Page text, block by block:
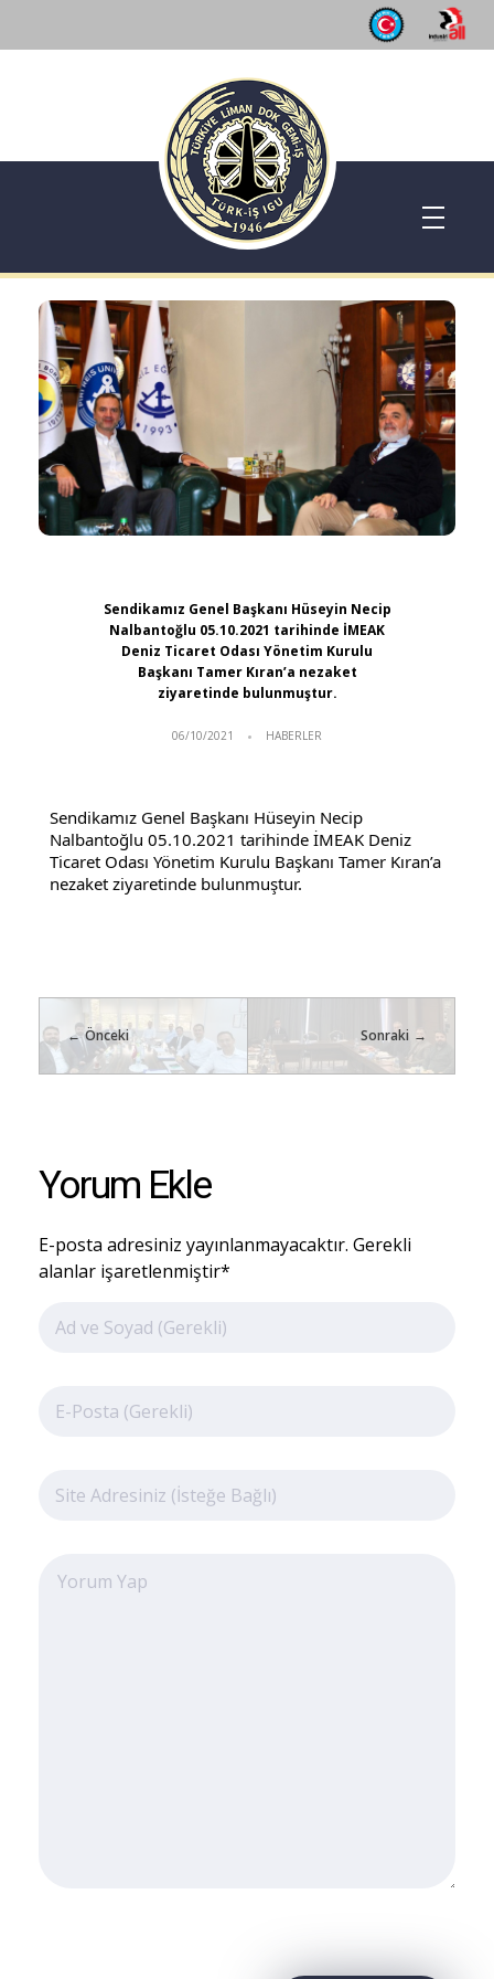
Sendikamız Genel Başkanı Hüseyin Necip
Nalbantoğlu 05.10.2021 tarihinde İMEAK
Deniz Ticaret Odası Yönetim Kurulu
Başkanı Tamer Kıran’a nezaket
ziyaretinde bulunmuştur.
06/10/2021 HABERLER
Sendikamız Genel Başkanı Hüseyin Necip
Nalbantoğlu 05.10.2021 tarihinde İMEAK Deniz
Ticaret Odası Yönetim Kurulu Başkanı Tamer Kıran’a
nezaket ziyaretinde bulunmuştur.
Önceki Sonraki
Yorum Ekle
E-posta adresiniz yayınlanmayacaktır. Gerekli
alanlar işaretlenmiştir*